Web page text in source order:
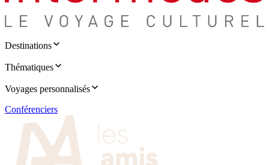
Destinations
Thématiques
Voyages personnalisés
Conférenciers